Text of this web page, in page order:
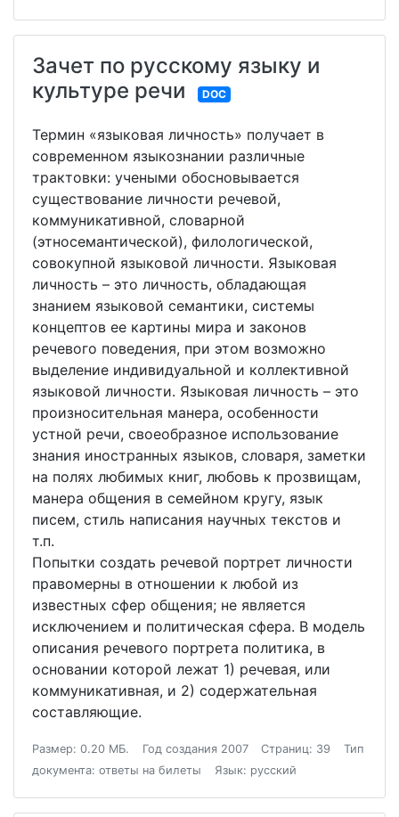
Зачет по русскому языку и
культуре речи
DOC
Термин «языковая личность» получает в
современном языкознании различные
трактовки: учеными обосновывается
существование личности речевой,
коммуникативной, словарной
(этносемантической), филологической,
совокупной языковой личности. Языковая
личность – это личность, обладающая
знанием языковой семантики, системы
концептов ее картины мира и законов
речевого поведения, при этом возможно
выделение индивидуальной и коллективной
языковой личности. Языковая личность – это
произносительная манера, особенности
устной речи, своеобразное использование
знания иностранных языков, словаря, заметки
на полях любимых книг, любовь к прозвищам,
манера общения в семейном кругу, язык
писем, стиль написания научных текстов и
т.п.
Попытки создать речевой портрет личности
правомерны в отношении к любой из
известных сфер общения; не является
исключением и политическая сфера. В модель
описания речевого портрета политика, в
основании которой лежат 1) речевая, или
коммуникативная, и 2) содержательная
составляющие.
Размер: 0.20 МБ. Год создания 2007 Страниц: 39
Тип
документа: ответы на билеты
Язык: русский